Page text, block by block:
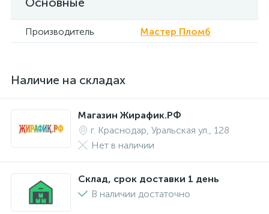
Производитель Мастер Пломб
Наличие на складах
Магазин Жирафик.РФ
г. Краснодар, Уральская ул., 128
Нет в наличии
Склад, срок доставки 1 день
В наличии достаточно